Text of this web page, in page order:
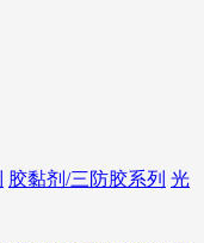
胶黏剂/三防胶系列 光